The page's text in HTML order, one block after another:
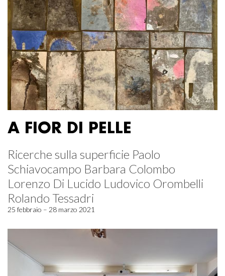
A FIOR DI PELLE
Ricerche sulla superficie Paolo
Schiavocampo Barbara Colombo
Lorenzo Di Lucido Ludovico Orombelli
Rolando Tessadri
25 febbraio – 28 marzo 2021